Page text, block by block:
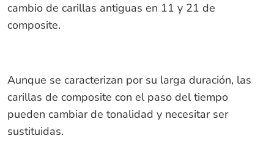
cambio de carillas antiguas en 11 y 21 de
composite.
Aunque se caracterizan por su larga duración, las
carillas de composite con el paso del tiempo
pueden cambiar de tonalidad y necesitar ser
sustituidas.